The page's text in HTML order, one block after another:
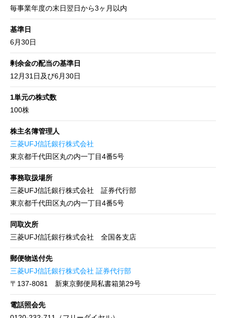
HOME トップ
毎事業年度の末日翌日から3ヶ月以内
基準日
6月30日
剰余金の配当の基準日
12月31日及び6月30日
1単元の株式数
100株
株主名簿管理人
三菱UFJ信託銀行株式会社
東京都千代田区丸の内一丁目4番5号
事務取扱場所
三菱UFJ信託銀行株式会社 証券代行部
東京都千代田区丸の内一丁目4番5号
同取次所
三菱UFJ信託銀行株式会社 全国各支店
郵便物送付先
三菱UFJ信託銀行株式会社 証券代行部
〒137-8081 新東京郵便局私書箱第29号
電話照会先